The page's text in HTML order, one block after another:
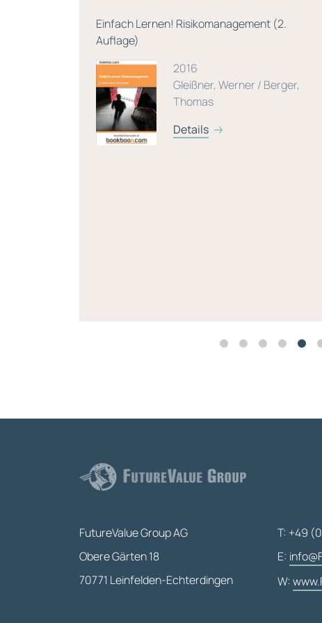
Einfach Lernen! Risikomanagement (2.
Auflage)
2016
Gleißner, Werner / Berger,
Thomas
Details
FutureValue Group AG
Obere Gärten 18
70771 Leinfelden-Echterdingen
T: +49
E:
W: